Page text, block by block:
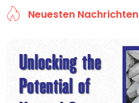
Neuesten Nachrichten